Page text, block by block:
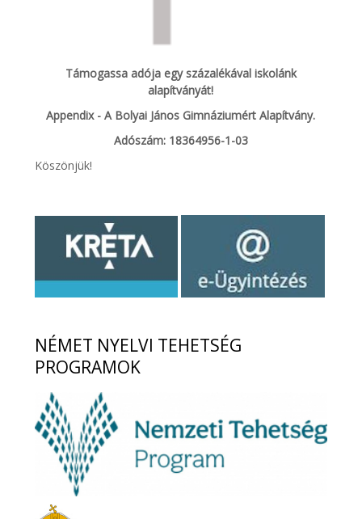
Támogassa adója egy százalékával iskolánk
alapítványát!
Appendix - A Bolyai János Gimnáziumért Alapítvány.
Adószám: 18364956-1-03
Köszönjük!
NÉMET NYELVI TEHETSÉG
PROGRAMOK